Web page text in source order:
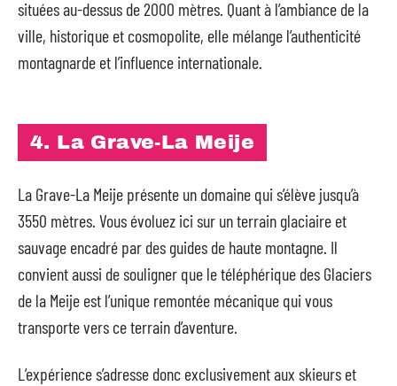
situées au-dessus de 2000 mètres. Quant à l’ambiance de la
ville, historique et cosmopolite, elle mélange l’authenticité
montagnarde et l’influence internationale.
4. La Grave-La Meije
La Grave-La Meije présente un domaine qui s’élève jusqu’à
3550 mètres. Vous évoluez ici sur un terrain glaciaire et
sauvage encadré par des guides de haute montagne. Il
convient aussi de souligner que le téléphérique des Glaciers
de la Meije est l’unique remontée mécanique qui vous
transporte vers ce terrain d’aventure.
L’expérience s’adresse donc exclusivement aux skieurs et